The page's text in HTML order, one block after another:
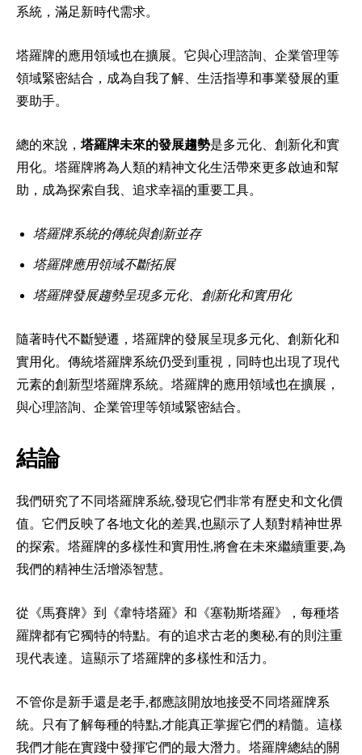
系統，滿足新時代需求。
塔羅牌的應用領域也在擴展。它與心理諮詢、企業管理等
領域緊密結合，成為自我了解、生活指導和事業發展的重
要助手。
總的來說， 塔羅牌未來的發展趨勢是多元化、創新化和實
用化。塔羅牌將為人類的精神文化生活帶來更多啟迪和幫
助，成為探索自我、追求幸福的重要工具。
塔羅牌系統的傳統與創新並存
塔羅牌應用領域不斷拓展
塔羅牌發展趨勢呈現多元化、創新化和實用化
隨著時代不斷變遷，塔羅牌的發展呈現多元化、創新化和
實用化。傳統塔羅牌系統仍受到重視，同時也出現了現代
元素的創新型塔羅牌系統。塔羅牌的應用領域也在擴展，
與心理諮詢、企業管理等領域緊密結合。
結論
我們研究了不同塔羅牌系統,發現它們非常有歷史和文化價
值。它們反映了各地文化的差異,也顯示了人類對精神世界
的探索。塔羅牌的多樣性和實用性,將會在未來繼續重要,為
我們的精神生活增添智慧。
從《馬賽牌》到《韋特塔羅》和《塞勒斯塔羅》，每種塔
羅牌都有它獨特的特點。有的追求古老的奧秘,有的則注重
現代表達。這顯示了塔羅牌的多樣性和活力。
不管你是新手還是老手,都應該開放地接受不同塔羅牌系
統。只有了解每種的特點,才能真正掌握它們的精髓。這樣
我們才能在實踐中發揮它們的最大潛力。 塔羅牌總結的關